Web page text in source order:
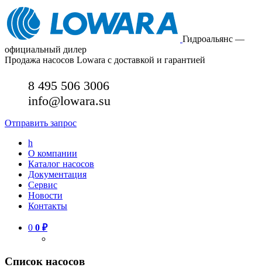
Гидроальянс —
официальный дилер
Продажа насосов Lowara с доставкой и гарантией
8 495 506 3006
info@lowara.su
Отправить запрос
h
О компании
Каталог насосов
Документация
Сервис
Новости
Контакты
0 0 ₽
Список насосов